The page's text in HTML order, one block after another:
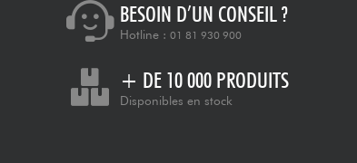
BESOIN D’UN CONSEIL ?
Hotline : 01 81 930 900
+ DE 10 000 PRODUITS
Disponibles en stock